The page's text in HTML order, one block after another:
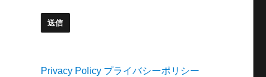
Privacy Policy プライバシーポリシー